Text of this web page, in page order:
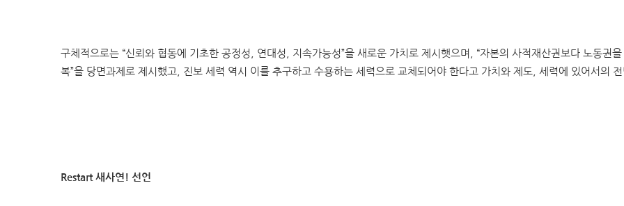
구체적으로는 “신뢰와 협동에 기초한 공정성, 연대성, 지속가능성”을 새로운 가치로 제시햇으며, “자본의 사적재산권보다 노동권
복”을 당면과제로 제시했고, 진보 세력 역시 이를 추구하고 수용하는 세력으로 교체되어야 한다고 가치와 제도, 세력에 있어서의
Restart 새사연! 선언